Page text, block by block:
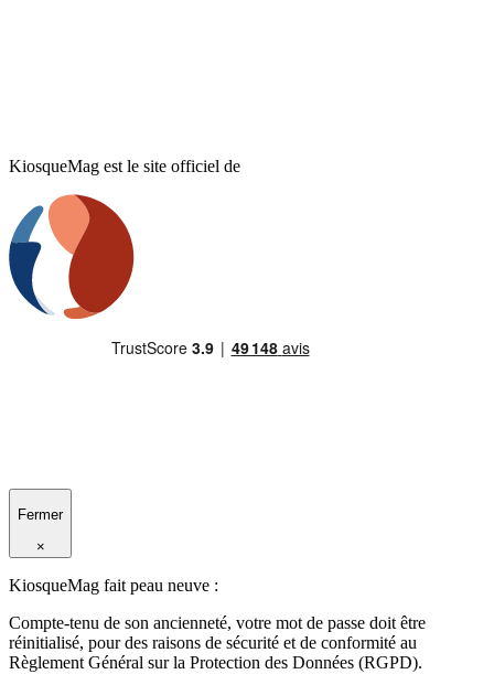
KiosqueMag est le site officiel de
Fermer
×
KiosqueMag fait peau neuve :
Compte-tenu de son ancienneté, votre mot de passe doit être
réinitialisé, pour des raisons de sécurité et de conformité au
Règlement Général sur la Protection des Données (RGPD).